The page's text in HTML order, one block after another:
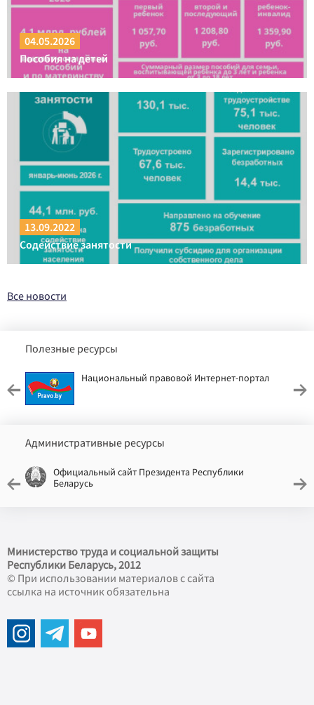
04.05.2026
Пособия на детей
13.09.2022
Содействие занятости
Все новости
Полезные ресурсы
Национальный правовой Интернет-портал
Административные ресурсы
Официальный сайт Президента Республики
Беларусь
Министерство труда и социальной защиты
Республики Беларусь, 2012
© При использовании материалов с сайта
ссылка на источник обязательна